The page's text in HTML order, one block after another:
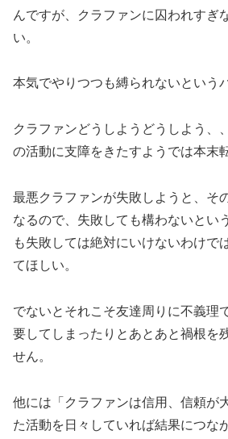
んですが、クラファンに囚われすぎ
い。
本気でやりつつも縛られないという
クラファンどうしようどうしよう、
の活動に支障をきたすようでは本末
最悪クラファンが失敗しようと、そ
なるので、失敗しても構わないとい
も失敗しては絶対にいけないわけで
てほしい。
でないとそれこそ友達周りに不義理
要してしまったりとあとあと禍根を
せん。
他には「クラファンは信用、信頼が
た活動を日々していれば結果につな